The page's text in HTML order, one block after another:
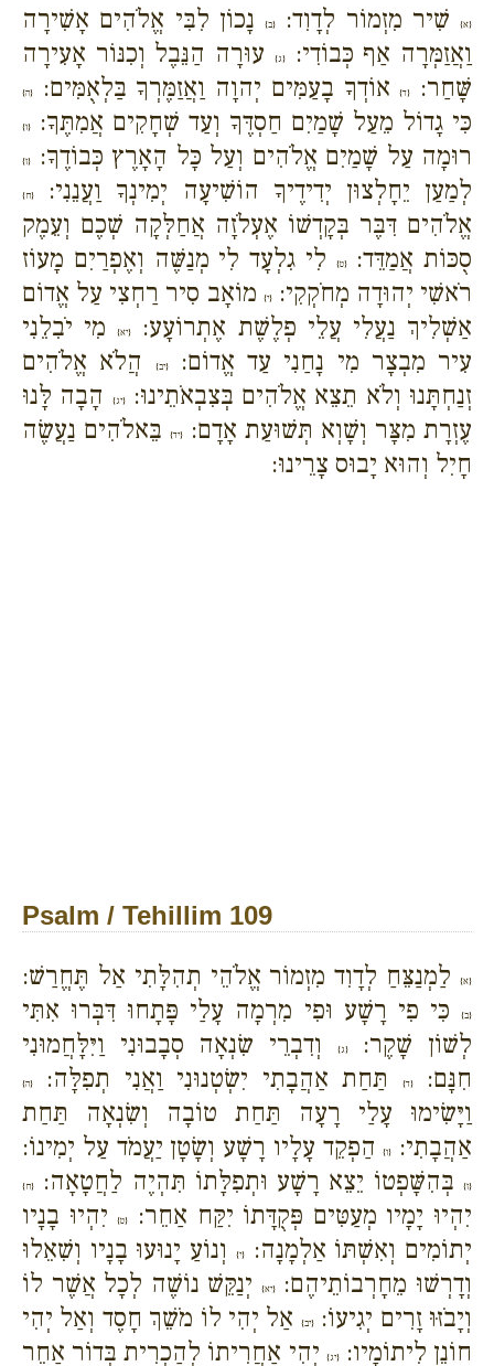
{א} שִׁיר מִזְמוֹר לְדָוִד: {ב}
נָכוֹן לִבִּי אֱלֹהִים אָשִׁירָה
וַאֲזַמְּרָה אַף כְּבוֹדִי:{ג}
עוּרָה הַנֵּבֶל וְכִנּוֹר אָעִירָה
שָּׁחַר:
{ד}אוֹדְךָ בָעַמִּים יְהוָה וַאֲזַמֶּרְךָ בַּלְאֻמִּים: {ה}
כִּי גָדוֹל מֵעַל שָׁמַיִם חַסְדֶּךָ וְעַד שְׁחָקִים אֲמִתֶּךָ: {ו}
רוּמָה עַל שָׁמַיִם אֱלֹהִים וְעַל כָּל הָאָרֶץ כְּבוֹדֶךָ: {ז}
לְמַעַן יֵחָלְצוּן יְדִידֶיךָ הוֹשִׁיעָה יְמִינְךָ וַעֲנֵנִי: {ח}
אֱלֹהִים דִּבֶּר בְּקָדְשׁוֹ אֶעְלֹזָה אֲחַלְּקָה שְׁכֶם וְעֵמֶק
סֻכּוֹת אֲמַדֵּד:{ט}
לִי גִלְעָד לִי מְנַשֶּׁה וְאֶפְרַיִם מָעוֹז
רֹאשִׁי יְהוּדָה מְחֹקְקִי:{י} מוֹאָב סִיר רַחְצִי עַל אֱדוֹם
אַשְׁלִיךְ נַעֲלִי עֲלֵי פְלֶשֶׁת אֶתְרוֹעָע:
{יא}מִי יֹבִלֵנִי
עִיר מִבְצָר מִי נָחַנִי עַד אֱדוֹם:{יב}
הֲלֹא אֱלֹהִים
זְנַחְתָּנוּ וְלֹא תֵצֵא אֱלֹהִים בְּצִבְאֹתֵינוּ:{יג}
הָבָה לָּנוּ
עֶזְרָת מִצָּר וְשָׁוְא תְּשׁוּעַת אָדָם:
{יד}
בֵּאלֹהִים נַעֲשֶׂה
חָיִל וְהוּא יָבוּס צָרֵינוּ:
Psalm / Tehillim 109
{א} לַמְנַצֵּחַ לְדָוִד מִזְמוֹר אֱלֹהֵי תְהִלָּתִי אַל תֶּחֱרַשׁ:
{ב}
כִּי פִי רָשָׁע וּפִי מִרְמָה עָלַי פָּתָחוּ דִּבְּרוּ אִתִּי
לְשׁוֹן שָׁקֶר:{ג}
וְדִבְרֵי שִׂנְאָה סְבָבוּנִי וַיִּלָּחֲמוּנִי
חִנָּם:{ד} תַּחַת אַהֲבָתִי יִשְׂטְנוּנִי וַאֲנִי תְפִלָּה: {ה}
וַיָּשִׂימוּ עָלַי רָעָה תַּחַת טוֹבָה וְשִׂנְאָה תַּחַת
אַהֲבָתִי:
{ו}הַפְקֵד עָלָיו רָשָׁע וְשָׂטָן יַעֲמֹד עַל יְמִינוֹ:
{ז} בְּהִשָּׁפְטוֹ יֵצֵא רָשָׁע וּתְפִלָּתוֹ תִּהְיֶה לַחֲטָאָה: {ח}
יִהְיוּ יָמָיו מְעַטִּים פְּקֻדָּתוֹ יִקַּח אַחֵר: {ט}יִהְיוּ בָנָיו
יְתוֹמִים וְאִשְׁתּוֹ אַלְמָנָה:{י}
וְנוֹעַ יָנוּעוּ בָנָיו וְשִׁאֵלוּ
וְדָרְשׁוּ מֵחָרְבוֹתֵיהֶם:{יא}
יְנַקֵּשׁ נוֹשֶׁה לְכָל אֲשֶׁר לוֹ
וְיָבֹזּוּ זָרִים יְגִיעוֹ:{יב}
אַל יְהִי לוֹ מֹשֵׁךְ חָסֶד וְאַל יְהִי
חוֹנֵן לִיתוֹמָיו:{יג} יְהִי אַחֲרִיתוֹ לְהַכְרִית בְּדוֹר אַחֵר